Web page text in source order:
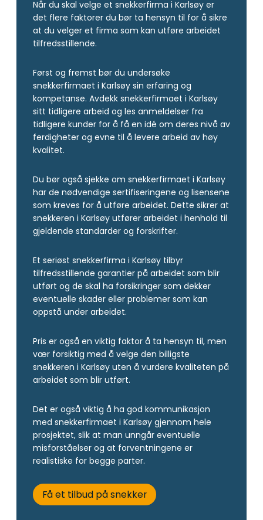
Når du skal velge et snekkerfirma i Karlsøy er
det flere faktorer du bør ta hensyn til for å sikre
at du velger et firma som kan utføre arbeidet
tilfredsstillende.
Først og fremst bør du undersøke
snekkerfirmaet i Karlsøy sin erfaring og
kompetanse. Avdekk snekkerfirmaet i Karlsøy
sitt tidligere arbeid og les anmeldelser fra
tidligere kunder for å få en idé om deres nivå av
ferdigheter og evne til å levere arbeid av høy
kvalitet.
Du bør også sjekke om snekkerfirmaet i Karlsøy
har de nødvendige sertifiseringene og lisensene
som kreves for å utføre arbeidet. Dette sikrer at
snekkeren i Karlsøy utfører arbeidet i henhold til
gjeldende standarder og forskrifter.
Et seriøst snekkerfirma i Karlsøy tilbyr
tilfredsstillende garantier på arbeidet som blir
utført og de skal ha forsikringer som dekker
eventuelle skader eller problemer som kan
oppstå under arbeidet.
Pris er også en viktig faktor å ta hensyn til, men
vær forsiktig med å velge den billigste
snekkeren i Karlsøy uten å vurdere kvaliteten på
arbeidet som blir utført.
Det er også viktig å ha god kommunikasjon
med snekkerfirmaet i Karlsøy gjennom hele
prosjektet, slik at man unngår eventuelle
misforståelser og at forventningene er
realistiske for begge parter.
Få et tilbud på snekker